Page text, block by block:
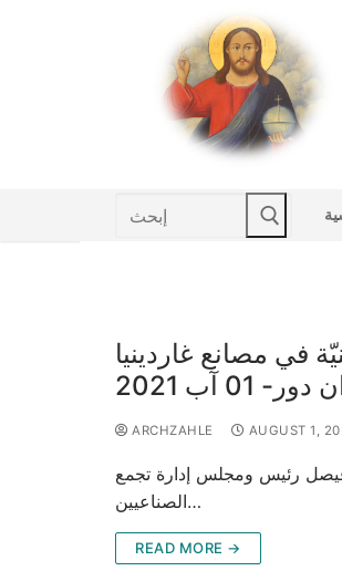
Search
في مصانع غاردينيا
01 آب 2021
ARCHZAHLE AUGUST 1,
فيصل رئيس ومجلس إدارة تجمع
الصناعيين…
READ MORE →